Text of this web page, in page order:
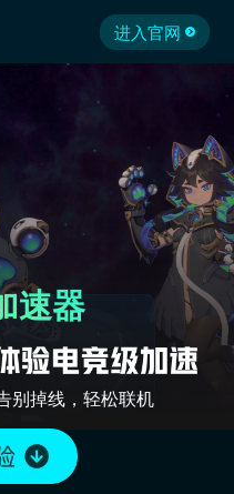
进入官网
速器
别掉线，轻松联机